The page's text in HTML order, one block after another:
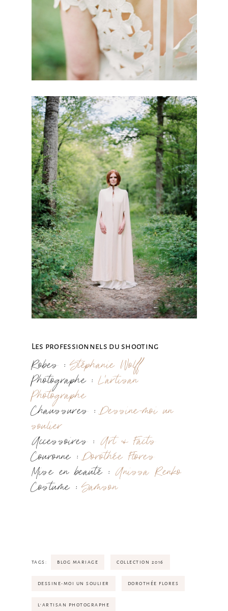
Les professionnels du shooting
Robes :Stéphanie Wolff
Photographe :L’artisan
Photographe
Chaussures :Dessine-moi un
soulier
Accessoires :Art & Facts
Couronne :Dorothée Flores
Mise en beauté :Anissa Renko
Costume :Samson
TAGS: BLOG MARIAGE COLLECTION 2016
DESSINE-MOI UN SOULIER DOROTHÉE FLORES
L'ARTISAN PHOTOGRAPHE